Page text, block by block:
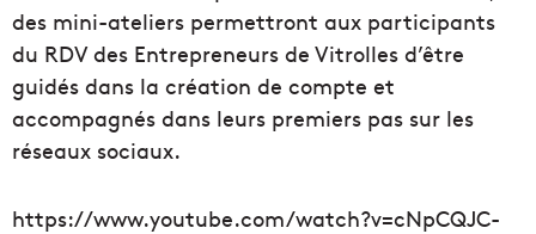
des mini-ateliers permettront aux participants
du RDV des Entrepreneurs de Vitrolles d’être
guidés dans la création de compte et
accompagnés dans leurs premiers pas sur les
réseaux sociaux.
https://www.youtube.com/watch?v=cNpCQJC-